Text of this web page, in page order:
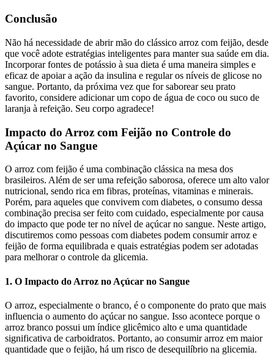
Conclusão
Não há necessidade de abrir mão do clássico arroz com feijão, desde
que você adote estratégias inteligentes para manter sua saúde em dia.
Incorporar fontes de potássio à sua dieta é uma maneira simples e
eficaz de apoiar a ação da insulina e regular os níveis de glicose no
sangue. Portanto, da próxima vez que for saborear seu prato
favorito, considere adicionar um copo de água de coco ou suco de
laranja à refeição. Seu corpo agradece!
Impacto do Arroz com Feijão no Controle do
Açúcar no Sangue
O arroz com feijão é uma combinação clássica na mesa dos
brasileiros. Além de ser uma refeição saborosa, oferece um alto valor
nutricional, sendo rica em fibras, proteínas, vitaminas e minerais.
Porém, para aqueles que convivem com diabetes, o consumo dessa
combinação precisa ser feito com cuidado, especialmente por causa
do impacto que pode ter no nível de açúcar no sangue. Neste artigo,
discutiremos como pessoas com diabetes podem consumir arroz e
feijão de forma equilibrada e quais estratégias podem ser adotadas
para melhorar o controle da glicemia.
1. O Impacto do Arroz no Açúcar no Sangue
O arroz, especialmente o branco, é o componente do prato que mais
influencia o aumento do açúcar no sangue. Isso acontece porque o
arroz branco possui um índice glicêmico alto e uma quantidade
significativa de carboidratos. Portanto, ao consumir arroz em maior
quantidade que o feijão, há um risco de desequilíbrio na glicemia.